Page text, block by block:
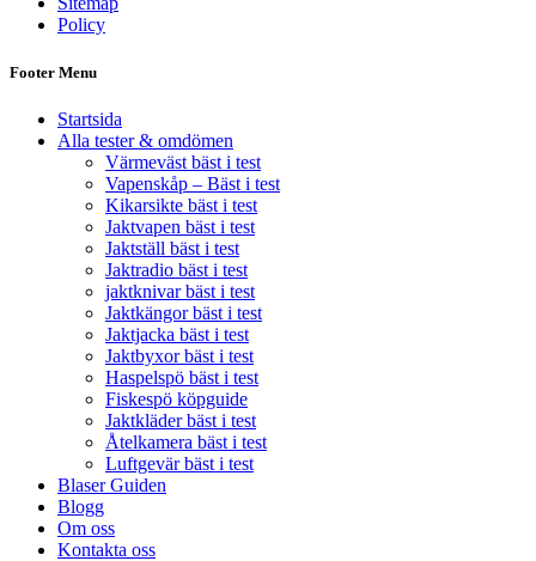
Policy
Footer Menu
Startsida
Alla tester & omdömen
Värmeväst bäst i test
Vapenskåp – Bäst i test
Kikarsikte bäst i test
Jaktvapen bäst i test
Jaktställ bäst i test
Jaktradio bäst i test
jaktknivar bäst i test
Jaktkängor bäst i test
Jaktjacka bäst i test
Jaktbyxor bäst i test
Haspelspö bäst i test
Fiskespö köpguide
Jaktkläder bäst i test
Åtelkamera bäst i test
Luftgevär bäst i test
Blaser Guiden
Blogg
Om oss
Kontakta oss